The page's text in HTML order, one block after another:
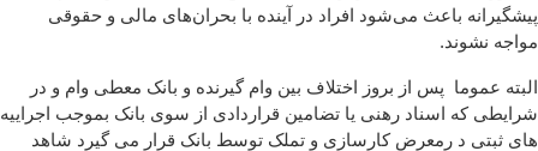
پیشگیرانه باعث می‌شود افراد در آینده با بحران‌های مالی و حقوقی
مواجه نشوند.
البته عموما پس از بروز اختلاف بین وام گیرنده و بانک معطی وام و در
شرایطی که اسناد رهنی یا تضامین قراردادی از سوی بانک بموجب اجراییه
های ثبتی د رمعرض کارسازی و تملک توسط بانک قرار می گیرد شاهد